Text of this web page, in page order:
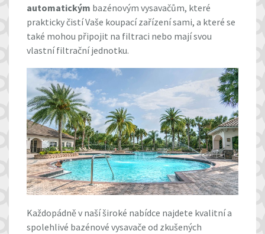
automatickým bazénovým vysavačům, které
prakticky čistí Vaše koupací zařízení sami, a které se
také mohou připojit na filtraci nebo mají svou
vlastní filtrační jednotku.
Každopádně v naší široké nabídce najdete kvalitní a
spolehlivé bazénové vysavače od zkušených